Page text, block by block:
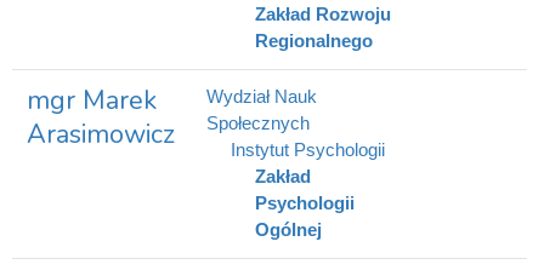
Zakład Rozwoju
Regionalnego
mgr Marek
Arasimowicz
Wydział Nauk
Społecznych
Instytut Psychologii
Zakład
Psychologii
Ogólnej